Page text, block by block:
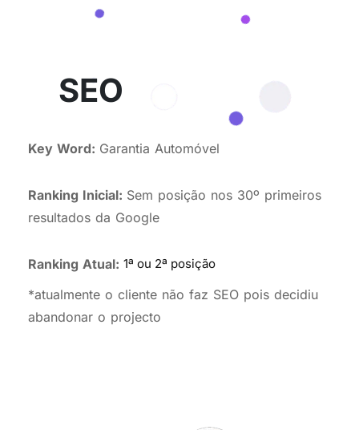
SEO
Key Word: Garantia Automóvel
Ranking Inicial: Sem posição nos 30º primeiros
resultados da Google
Ranking Atual: 1ª ou 2ª posição
*atualmente o cliente não faz SEO pois decidiu
abandonar o projecto